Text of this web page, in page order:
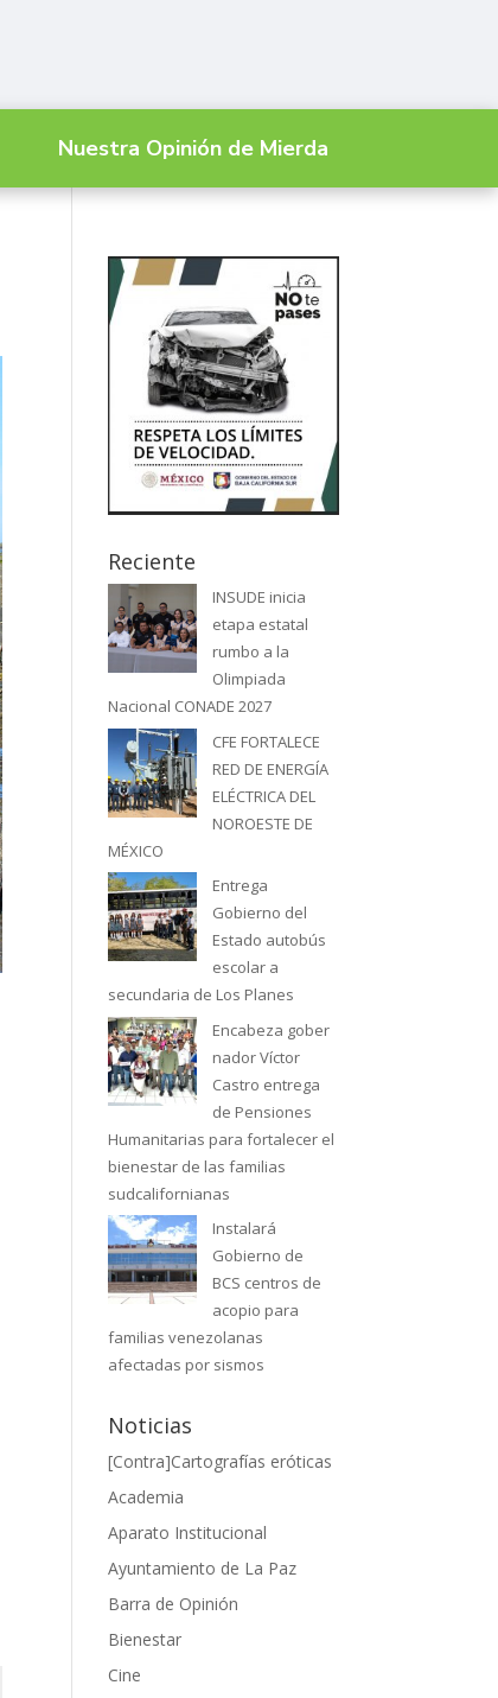
Nuestra Opinión de Mierda
Reciente
INSUDE inicia
etapa estatal
rumbo a la
Olimpiada
Nacional CONADE 2027
CFE FORTALECE
RED DE ENERGÍA
ELÉCTRICA DEL
NOROESTE DE
MÉXICO
Entrega
Gobierno del
Estado autobús
escolar a
secundaria de Los Planes
Encabeza gober
nador Víctor
Castro entrega
de Pensiones
Humanitarias para fortalecer el
bienestar de las familias
sudcalifornianas
Instalará
Gobierno de
BCS centros de
acopio para
familias venezolanas
afectadas por sismos
Noticias
[Contra]Cartografías eróticas
Academia
Aparato Institucional
Ayuntamiento de La Paz
Barra de Opinión
Bienestar
Cine